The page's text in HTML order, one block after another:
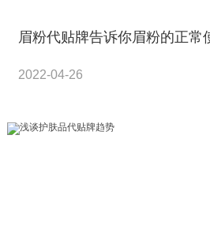
眉粉代贴牌告诉你眉粉的正常
2022-04-26